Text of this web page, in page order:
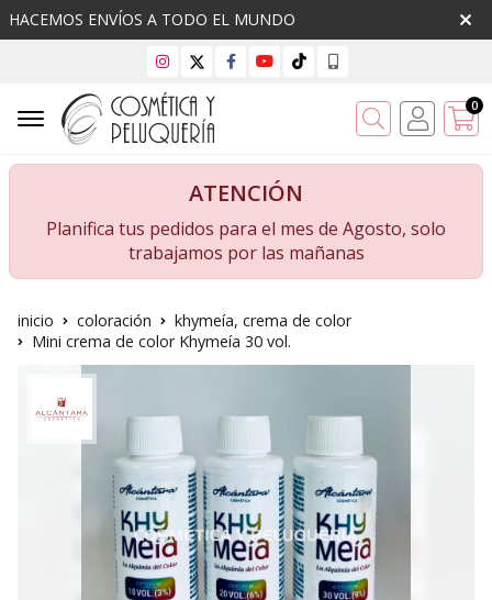
HACEMOS ENVÍOS A TODO EL MUNDO
Buscar 0
ATENCIÓN
Planifica tus pedidos para el mes de Agosto, solo
trabajamos por las mañanas
inicio coloración
khymeía, crema de color
Mini crema de color Khymeía 30 vol.